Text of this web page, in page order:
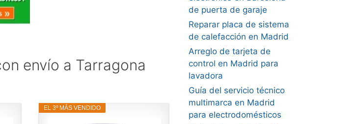
envío a Tarragona
EL 3º MÁS VENDIDO
de puerta de garaje
Reparar placa de sistema
de calefacción en Madrid
Arreglo de tarjeta de
control en Madrid para
lavadora
Guía del servicio técnico
multimarca en Madrid
para electrodomésticos